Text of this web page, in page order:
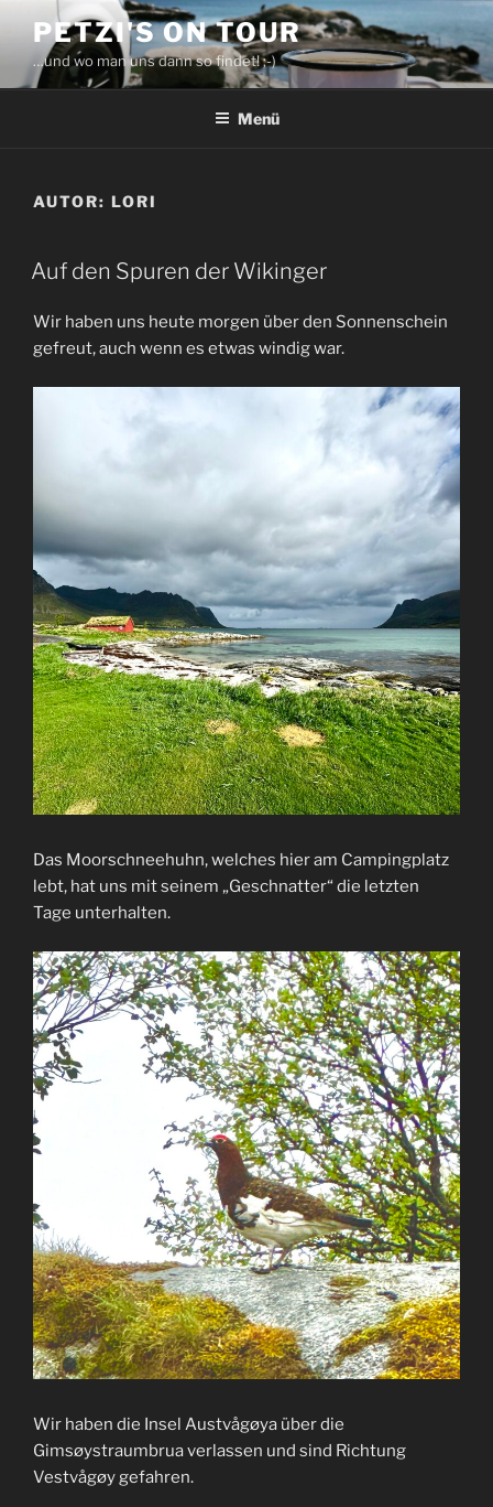
Inhalt
springen
PETZI'S ON TOUR
…und wo man uns dann so findet! ;-)
Menü
AUTOR: LORI
Auf den Spuren der Wikinger
Wir haben uns heute morgen über den Sonnenschein
gefreut, auch wenn es etwas windig war.
Das Moorschneehuhn, welches hier am Campingplatz
lebt, hat uns mit seinem „Geschnatter“ die letzten
Tage unterhalten.
Wir haben die Insel Austvågøya über die
Gimsøystraumbrua verlassen und sind Richtung
Vestvågøy gefahren.